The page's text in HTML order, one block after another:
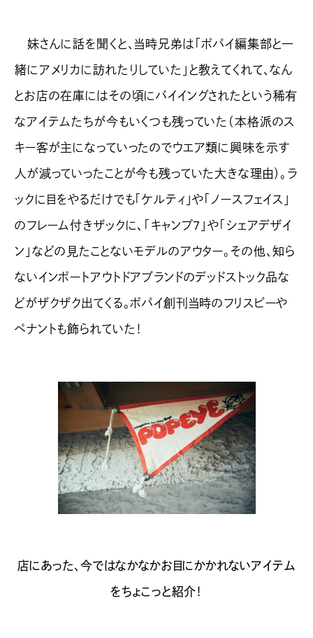
妹さんに話を聞くと、当時兄弟は「ポパイ編集部と一
緒にアメリカに訪れたりしていた」と教えてくれて、なん
とお店の在庫にはその頃にバイイングされたという稀有
なアイテムたちが今もいくつも残っていた（本格派のス
キー客が主になっていったのでウエア類に興味を示す
人が減っていったことが今も残っていた大きな理由）。ラ
ックに目をやるだけでも「ケルティ」や「ノースフェイス」
のフレーム付きザックに、「キャンプ7」や「シェアデザイ
ン」などの見たことないモデルのアウター。その他、知ら
ないインポートアウトドアブランドのデッドストック品な
どがザクザク出てくる。ポパイ創刊当時のフリスビーや
ペナントも飾られていた！
店にあった、今ではなかなかお目にかかれないアイテム
をちょこっと紹介！